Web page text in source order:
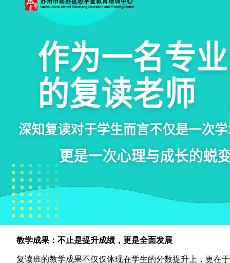
教学成果：不止是提升成绩，更是全面发展
复读班的教学成果不仅仅体现在学生的分数提升上，更在于